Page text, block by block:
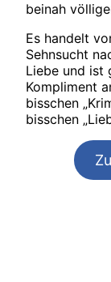
beinah
Es handelt
Sehnsucht
Liebe und ist
Kompliment
bisschen
bisschen